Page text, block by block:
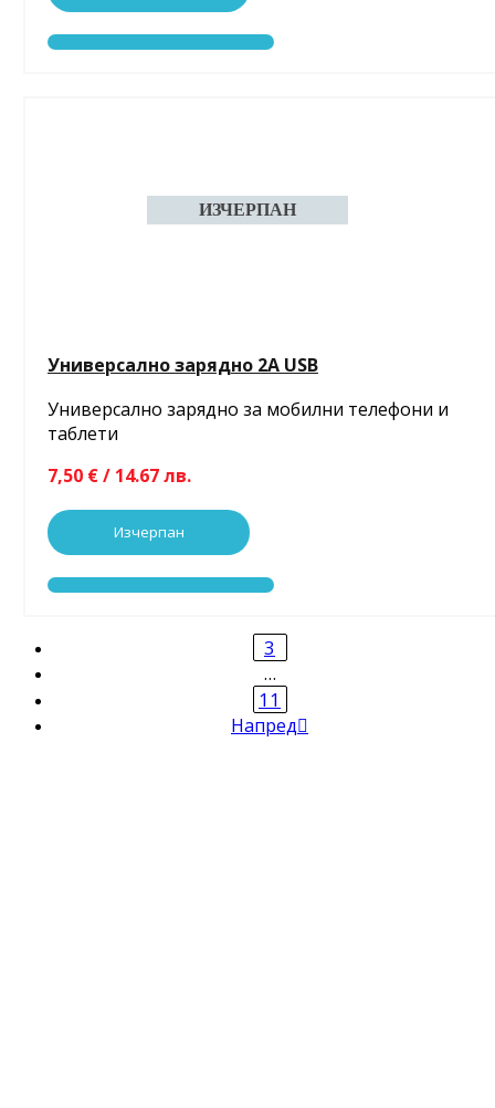
Универсално зарядно 2A USB
Универсално зарядно за мобилни телефони и
таблети
7,50 € / 14.67 лв.
Изчерпан
3
…
11
Напред